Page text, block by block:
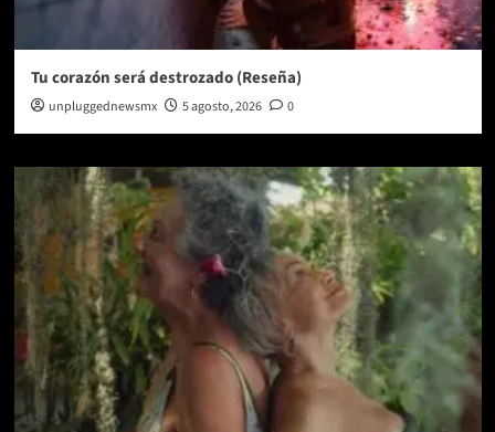
Tu corazón será destrozado (Reseña)
unpluggednewsmx 5 agosto, 2026 0